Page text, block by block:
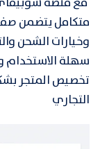
متكامل يتضمن
وخيارات الشحن
سهلة
تخصيص المتجر
التجاري